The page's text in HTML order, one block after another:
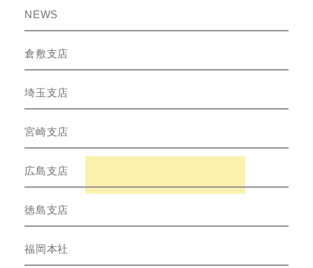
NEWS
倉敷支店
埼玉支店
宮崎支店
広島支店
徳島支店
福岡本社